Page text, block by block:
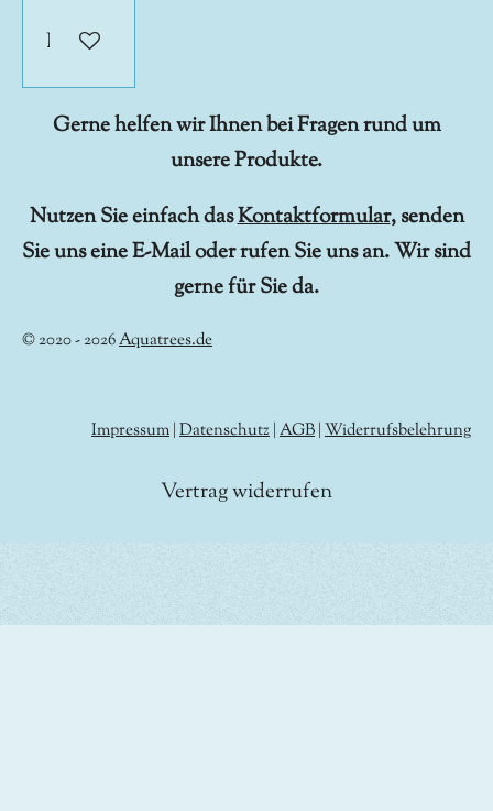
In den Warenkorb
Gerne helfen wir Ihnen bei Fragen rund um
unsere Produkte.
Nutzen Sie einfach dasKontaktformular, senden
Sie uns eine E-Mail oder rufen Sie uns an. Wir sind
gerne für Sie da.
© 2020 - 2026Aquatrees.de
Impressum Datenschutz AGB Widerrufsbelehrung
Vertrag widerrufen